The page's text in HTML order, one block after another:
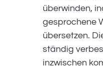
überwinden,
gesprochene
übersetzen.
ständig
inzwischen